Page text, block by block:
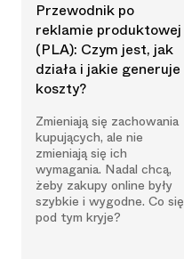
Przewodnik po
reklamie produktowej
(PLA): Czym jest, jak
działa i jakie generuje
koszty?
Zmieniają się zachowania
kupujących, ale nie
zmieniają się ich
wymagania. Nadal chcą,
żeby zakupy online były
szybkie i wygodne. Co się
pod tym kryje?